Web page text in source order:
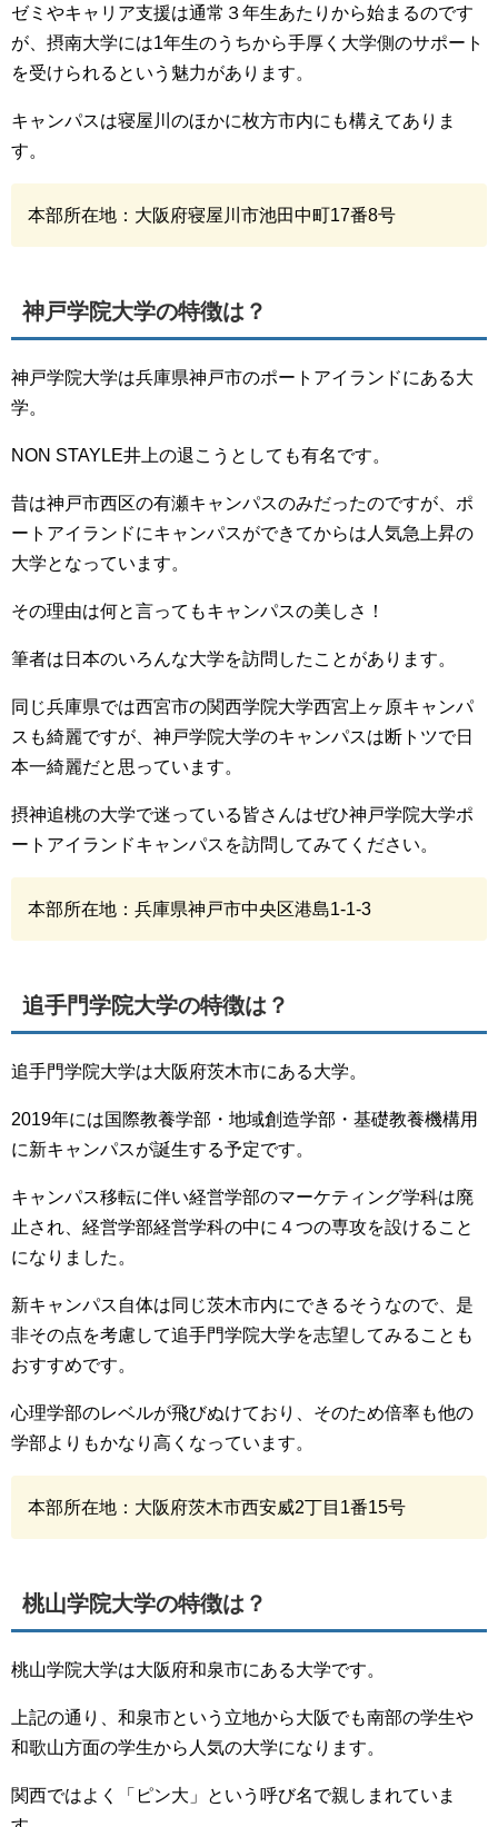
ゼミやキャリア支援は通常３年生あたりから始まるのです
が、摂南大学には1年生のうちから手厚く大学側のサポート
を受けられるという魅力があります。
キャンパスは寝屋川のほかに枚方市内にも構えてありま
す。
本部所在地：大阪府寝屋川市池田中町17番8号
神戸学院大学の特徴は？
神戸学院大学は兵庫県神戸市のポートアイランドにある大
学。
NON STAYLE井上の退こうとしても有名です。
昔は神戸市西区の有瀬キャンパスのみだったのですが、ポ
ートアイランドにキャンパスができてからは人気急上昇の
大学となっています。
その理由は何と言ってもキャンパスの美しさ！
筆者は日本のいろんな大学を訪問したことがあります。
同じ兵庫県では西宮市の関西学院大学西宮上ヶ原キャンパ
スも綺麗ですが、神戸学院大学のキャンパスは断トツで日
本一綺麗だと思っています。
摂神追桃の大学で迷っている皆さんはぜひ神戸学院大学ポ
ートアイランドキャンパスを訪問してみてください。
本部所在地：兵庫県神戸市中央区港島1-1-3
追手門学院大学の特徴は？
追手門学院大学は大阪府茨木市にある大学。
2019年には国際教養学部・地域創造学部・基礎教養機構用
に新キャンパスが誕生する予定です。
キャンパス移転に伴い経営学部のマーケティング学科は廃
止され、経営学部経営学科の中に４つの専攻を設けること
になりました。
新キャンパス自体は同じ茨木市内にできるそうなので、是
非その点を考慮して追手門学院大学を志望してみることも
おすすめです。
心理学部のレベルが飛びぬけており、そのため倍率も他の
学部よりもかなり高くなっています。
本部所在地：大阪府茨木市西安威2丁目1番15号
桃山学院大学の特徴は？
桃山学院大学は大阪府和泉市にある大学です。
上記の通り、和泉市という立地から大阪でも南部の学生や
和歌山方面の学生から人気の大学になります。
関西ではよく「ピン大」という呼び名で親しまれていま